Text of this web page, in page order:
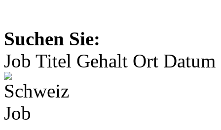
Suchen Sie:
Job Titel Gehalt Ort Datum